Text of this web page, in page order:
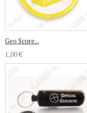
Geo Score...
1,00 €